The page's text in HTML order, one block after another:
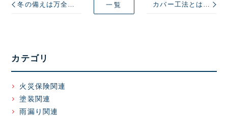
冬の備えは万全？雪止め金具の必要性と、後付け設置の注意点 一覧 カバー工法とは？工事が必要なケースについても解説
カテゴリ
火災保険関連
塗装関連
雨漏り関連